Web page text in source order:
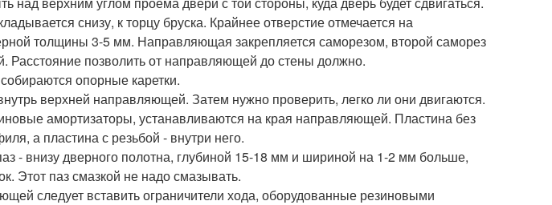
снизу, к торцу бруска. Крайнее отверстие отмечается на
толщины 3-5 мм. Направляющая закрепляется саморезом, второй саморез
Расстояние позволить от направляющей до стены должно.
опорные каретки.
верхней направляющей. Затем нужно проверить, легко ли они двигаются.
амортизаторы, устанавливаются на края направляющей. Пластина без
а пластина с резьбой - внутри него.
- внизу дверного полотна, глубиной 15-18 мм и шириной на 1-2 мм больше,
Этот паз смазкой не надо смазывать.
следует вставить ограничители хода, оборудованные резиновыми